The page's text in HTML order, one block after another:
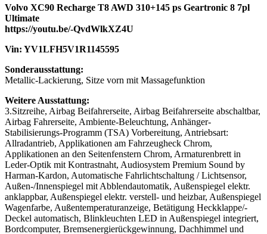
Volvo XC90 Recharge T8 AWD 310+145 ps Geartronic 8 7pl
Ultimate
https://youtu.be/-QvdWlkXZ4U
Vin: YV1LFH5V1R1145595
Sonderausstattung:
Metallic-Lackierung, Sitze vorn mit Massagefunktion
Weitere Ausstattung:
3.Sitzreihe, Airbag Beifahrerseite, Airbag Beifahrerseite abschaltbar,
Airbag Fahrerseite, Ambiente-Beleuchtung, Anhänger-
Stabilisierungs-Programm (TSA) Vorbereitung, Antriebsart:
Allradantrieb, Applikationen am Fahrzeugheck Chrom,
Applikationen an den Seitenfenstern Chrom, Armaturenbrett in
Leder-Optik mit Kontrastnaht, Audiosystem Premium Sound by
Harman-Kardon, Automatische Fahrlichtschaltung / Lichtsensor,
Außen-/Innenspiegel mit Abblendautomatik, Außenspiegel elektr.
anklappbar, Außenspiegel elektr. verstell- und heizbar, Außenspiegel
Wagenfarbe, Außentemperaturanzeige, Betätigung Heckklappe/-
Deckel automatisch, Blinkleuchten LED in Außenspiegel integriert,
Bordcomputer, Bremsenergierückgewinnung, Dachhimmel und